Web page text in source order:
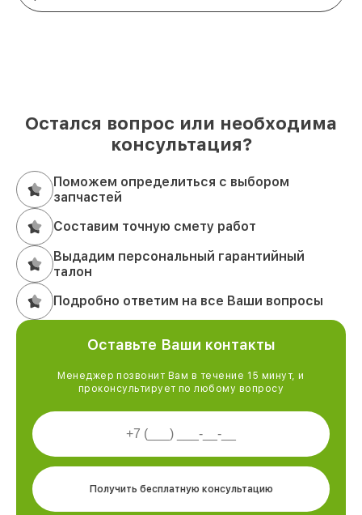
Остался вопрос или необходима
консультация?
Поможем определиться с выбором
запчастей
Составим точную смету работ
Выдадим персональный гарантийный
талон
Подробно ответим на все Ваши вопросы
Оставьте Ваши контакты
Менеджер позвонит Вам в течение 15 минут, и
проконсультирует по любому вопросу
Получить бесплатную консультацию